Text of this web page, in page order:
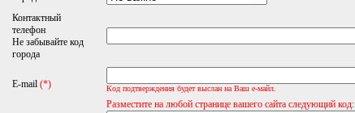
Контактный
телефон
Не забывайте код
города
E-mail (*) Код подтверждения будет выслан на Ваш е-майл.
Разместите на любой странице вашего сайта следующий код: